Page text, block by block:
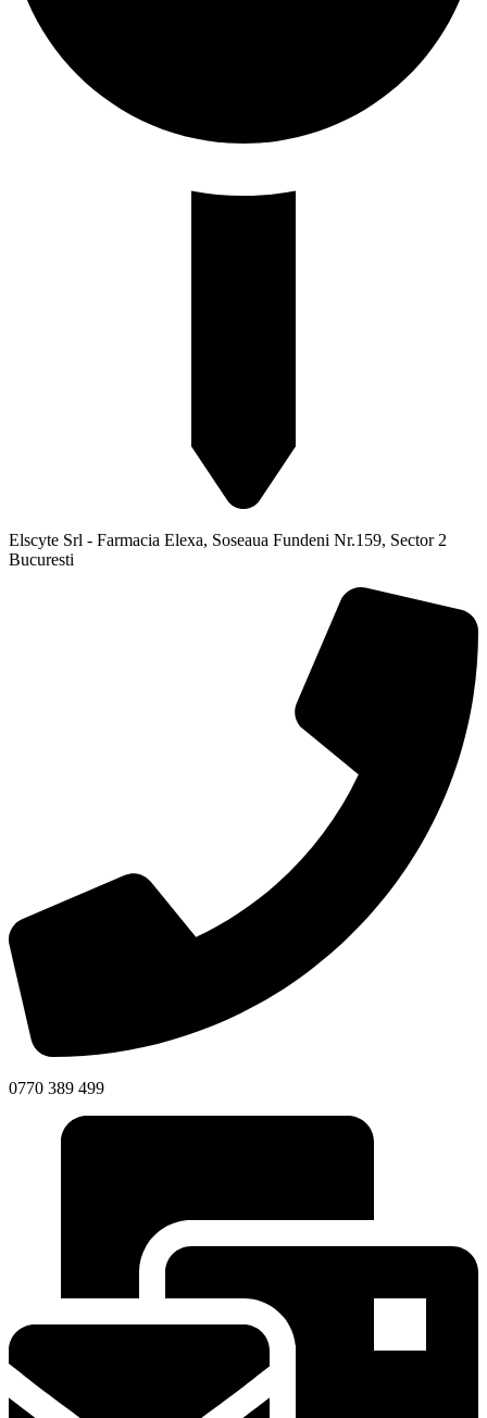
Elscyte Srl - Farmacia Elexa, Soseaua Fundeni Nr.159, Sector 2
Bucuresti
0770 389 499